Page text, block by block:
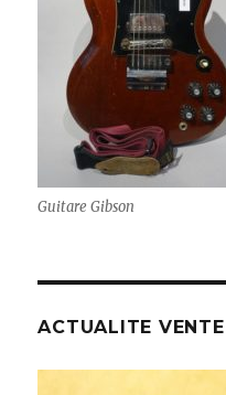
Guitare Gibson
ACTUALITE VENTE